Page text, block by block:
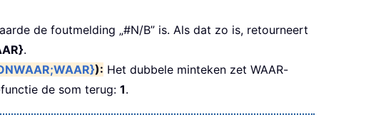
de foutmelding „#N/B” is. Als dat zo is, retourneert
.
): Het dubbele minteken zet WAAR-
de som terug: 1.